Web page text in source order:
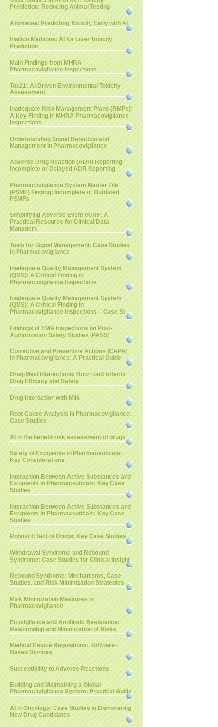
Prediction: Reducing Animal Testing
Atomwise: Predicting Toxicity Early with AI
Insilico Medicine: AI for Liver Toxicity
Prediction
Main Findings from MHRA
Pharmacovigilance Inspections
Tox21: AI-Driven Environmental Toxicity
Assessment
Inadequate Risk Management Plans (RMPs):
A Key Finding in MHRA Pharmacovigilance
Inspections
Understanding Signal Detection and
Management in Pharmacovigilance
Adverse Drug Reaction (ADR) Reporting
Incomplete or Delayed ADR Reporting
Pharmacovigilance System Master File
(PSMF) Finding: Incomplete or Outdated
PSMFs
Simplifying Adverse Event eCRF: A
Practical Resource for Clinical Data
Managers
Tools for Signal Management: Case Studies
in Pharmacovigilance
Inadequate Quality Management System
(QMS): A Critical Finding in
Pharmacovigilance Inspections
Inadequate Quality Management System
(QMS): A Critical Finding in
Pharmacovigilance Inspections – Case St
Findings of EMA Inspections on Post-
Authorization Safety Studies (PASS)
Corrective and Preventive Actions (CAPA)
in Pharmacovigilance: A Practical Guide
Drug-Meal Interactions: How Food Affects
Drug Efficacy and Safety
Drug Interaction with Milk
Root Cause Analysis in Pharmacovigilance:
Case Studies
AI in the benefit-risk assessment of drugs
Safety of Excipients in Pharmaceuticals:
Key Considerations
Interaction Between Active Substances and
Excipients in Pharmaceuticals: Key Case
Studies
Interaction Between Active Substances and
Excipients in Pharmaceuticals: Key Case
Studies
Robust Effect of Drugs: Key Case Studies
Withdrawal Syndrome and Rebound
Syndrome: Case Studies for Clinical Insight
Rebound Syndrome: Mechanisms, Case
Studies, and Risk Minimization Strategies
Risk Minimization Measures in
Pharmacovigilance
Ecovigilance and Antibiotic Resistance:
Relationship and Minimization of Risks
Medical Device Regulations: Software-
Based Devices
Susceptibility to Adverse Reactions
Building and Maintaining a Global
Pharmacovigilance System: Practical Guide
AI in Oncology: Case Studies in Discovering
New Drug Candidates